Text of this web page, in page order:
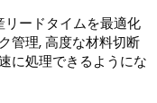
ードタイムを最適化
管理, 高度な材料切断
に処理できるようにな